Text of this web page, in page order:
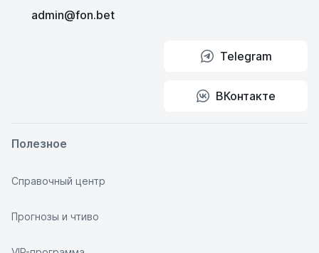
admin@fon.bet
Telegram
ВКонтакте
Полезное
Справочный центр
Прогнозы и чтиво